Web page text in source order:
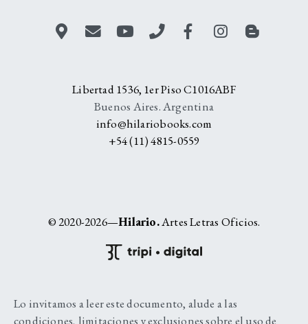
Libertad 1536, 1er Piso C1016ABF
Buenos Aires. Argentina
info@hilariobooks.com
+54 (11) 4815-0559
© 2020-2026—Hilario.Artes Letras Oficios.
Lo invitamos a leer este documento, alude a las
condiciones, limitaciones y exclusiones sobre el uso de